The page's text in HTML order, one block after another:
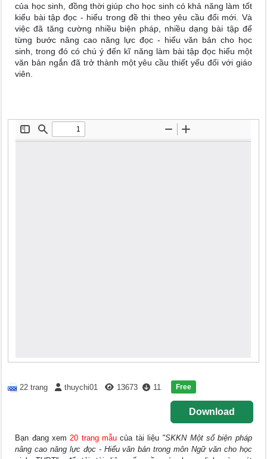
của học sinh, đồng thời giúp cho học sinh có khả năng làm tốt
kiểu bài tập đọc - hiểu trong đề thi theo yêu cầu đổi mới. Và
việc đã tăng cường nhiều biện pháp, nhiều dạng bài tập để
từng bước nâng cao năng lực đọc - hiểu văn bản cho học
sinh, trong đó có chú ý đến kĩ năng làm bài tập đọc hiểu một
văn bản ngắn đã trở thành một yêu cầu thiết yếu đối với giáo
viên.
22 trang thuychi01 13673 11 Free
Download
Bạn đang xem20 trang mẫucủa tài liệu "SKKN Một số biện pháp
nâng cao năng lực đọc - Hiểu văn bản trong môn Ngữ văn cho học